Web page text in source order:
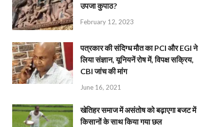
उपजा कुपाठ?
February 12, 2023
पत्रकार की संदिग्ध मौत का PCI और EGI ने
लिया संज्ञान, यूनियनें रोष में, विपक्ष सक्रिय,
CBI जांच की मांग
June 16, 2021
खेतिहर समाज में असंतोष को बढ़ाएगा बजट में
किसानों के साथ किया गया छल